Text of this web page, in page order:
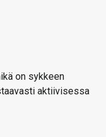
on sykkeen
aktiivisessa